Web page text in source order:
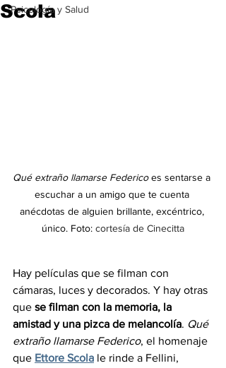
Psicología y Salud
Scola
Qué extraño llamarse Federico es sentarse a
escuchar a un amigo que te cuenta
anécdotas de alguien brillante, excéntrico,
único. Foto: cortesía de Cinecitta
Hay películas que se filman con
cámaras, luces y decorados. Y hay otras
que se filman con la memoria, la
amistad y una pizca de melancolía. Qué
extraño llamarse Federico, el homenaje
que Ettore Scola le rinde a Fellini,